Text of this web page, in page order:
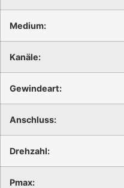
Medium:
Kanäle:
Gewindeart:
Anschluss:
Drehzahl:
Pmax: